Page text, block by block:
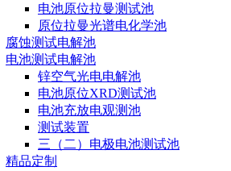
电池原位拉曼测试池
原位拉曼光谱电化学池
腐蚀测试电解池
电池测试电解池
锌空气光电电解池
电池原位XRD测试池
电池充放电观测池
测试装置
三（二）电极电池测试池
精品定制